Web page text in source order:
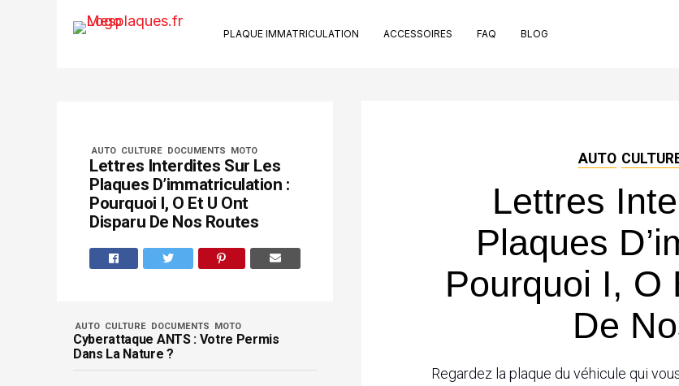
PLAQUE IMMATRICULATION ACCESSOIRES FAQ BLOG
AUTO CULTURE DOCUMENTS MOTO
Lettres Interdites Sur Les
Plaques D’immatriculation :
Pourquoi I, O Et U Ont
Disparu De Nos Routes
AUTO CULTURE DOCUMENTS MOTO
Cyberattaque ANTS : Votre Permis
Dans La Nature ?
AUTO
Lettres
Plaques
Pourquoi I, O
De
Regardez la plaque du véhicule qui